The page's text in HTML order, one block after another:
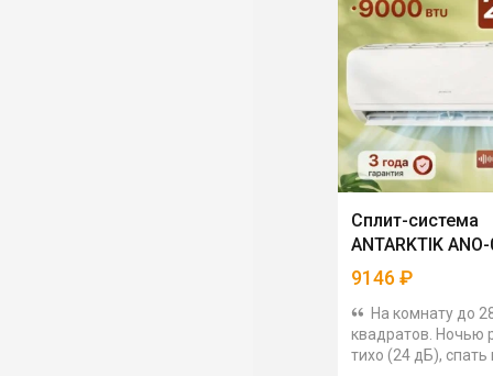
Сплит-система
ANTARKTIK
9146₽
На комнату до
квадратов. Ночью
тихо (24 дБ), спать